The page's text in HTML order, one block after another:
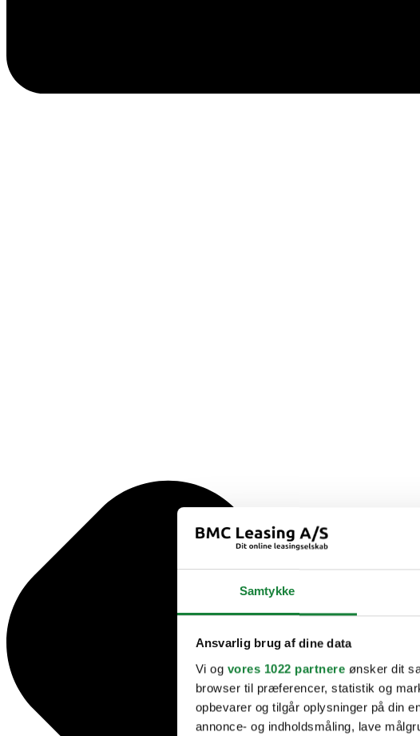
Samtykke
Ansvarlig brug af dine data
Vi og vores 1022 partnere ønsker dit
browser til præferencer, statistik og
opbevarer og tilgår oplysninger på din
annonce- og indholdsmåling, lave